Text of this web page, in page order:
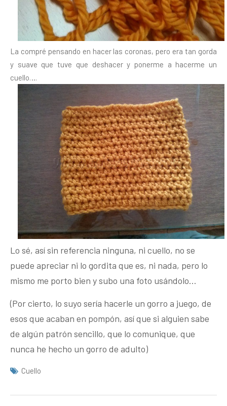
La compré pensando en hacer las coronas, pero era tan gorda
y suave que tuve que deshacer y ponerme a hacerme un
cuello….
Lo sé, así sin referencia ninguna, ni cuello, no se
puede apreciar ni lo gordita que es, ni nada, pero lo
mismo me porto bien y subo una foto usándolo…
(Por cierto, lo suyo sería hacerle un gorro a juego, de
esos que acaban en pompón, así que si alguien sabe
de algún patrón sencillo, que lo comunique, que
nunca he hecho un gorro de adulto)
Cuello